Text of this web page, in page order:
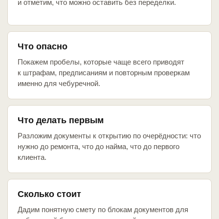
и отметим, что можно оставить без переделки.
Что опасно
Покажем пробелы, которые чаще всего приводят
к штрафам, предписаниям и повторным проверкам
именно для чебуречной.
Что делать первым
Разложим документы к открытию по очерёдности: что
нужно до ремонта, что до найма, что до первого
клиента.
Сколько стоит
Дадим понятную смету по блокам документов для